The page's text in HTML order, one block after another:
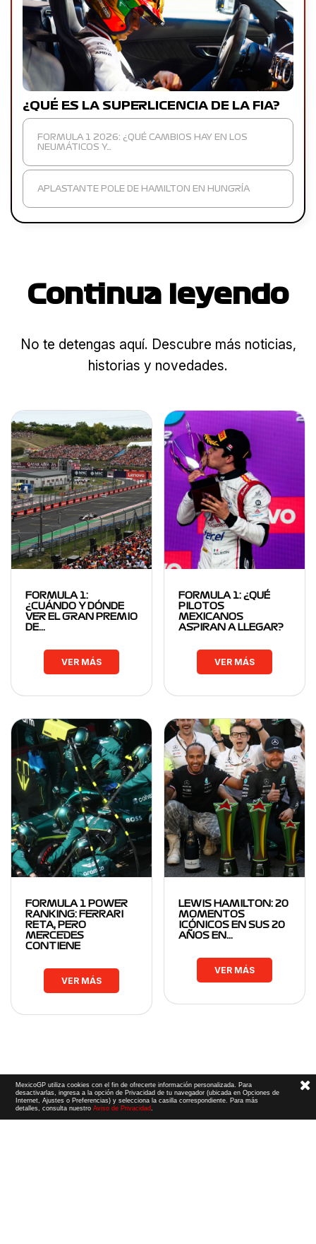
¿QUÉ ES LA SUPERLICENCIA DE LA FIA?
FORMULA 1 2026: ¿QUÉ CAMBIOS HAY EN LOS
NEUMÁTICOS Y…
APLASTANTE POLE DE HAMILTON EN HUNGRÍA
Continua leyendo
No te detengas aquí. Descubre más noticias,
historias y novedades.
FORMULA 1:
¿CUÁNDO Y DÓNDE
VER EL GRAN PREMIO
DE…
VER MÁS
FORMULA 1: ¿QUÉ
PILOTOS
MEXICANOS
ASPIRAN A LLEGAR?
VER MÁS
FORMULA 1 POWER
RANKING: FERRARI
RETA, PERO
MERCEDES
CONTIENE
VER MÁS
LEWIS HAMILTON: 20
MOMENTOS
ICÓNICOS EN SUS 20
AÑOS EN…
VER MÁS
MexicoGP utiliza cookies con el fin de ofrecerte información personalizada. Para
desactivarlas, ingresa a la opción de Privacidad de tu navegador (ubicada en Opciones de
Internet, Ajustes o Preferencias) y selecciona la casilla correspondiente. Para más
detalles, consulta nuestroAviso de Privacidad.